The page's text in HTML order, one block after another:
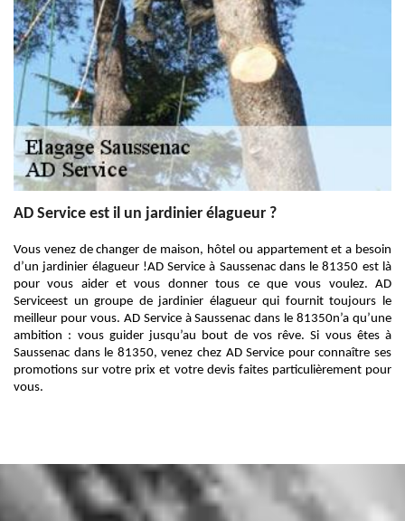
AD Service est il un jardinier élagueur ?
Vous venez de changer de maison, hôtel ou appartement et a besoin
d’un jardinier élagueur !AD Service à Saussenac dans le 81350 est là
pour vous aider et vous donner tous ce que vous voulez. AD
Serviceest un groupe de jardinier élagueur qui fournit toujours le
meilleur pour vous. AD Service à Saussenac dans le 81350n’a qu’une
ambition : vous guider jusqu’au bout de vos rêve. Si vous êtes à
Saussenac dans le 81350, venez chez AD Service pour connaître ses
promotions sur votre prix et votre devis faites particulièrement pour
vous.